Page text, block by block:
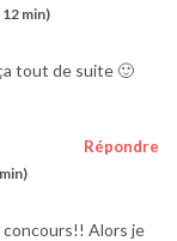
12 min)
tout de suite 🙂
Répondre
concours!! Alors je